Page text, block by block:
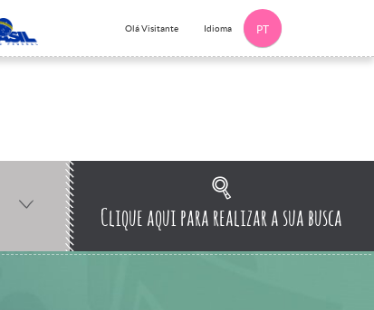
Olá Visitante Idioma PT
Clique aqui para realizar a sua busca